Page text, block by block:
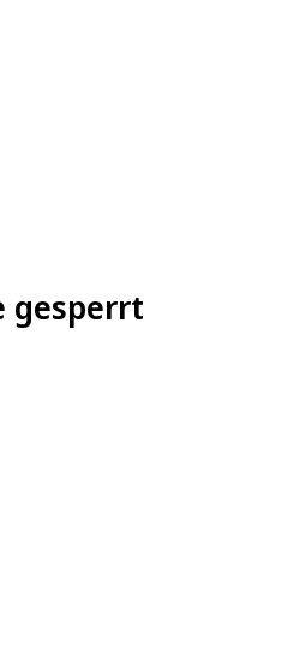
gesperrt